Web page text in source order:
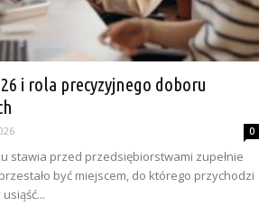
i rola precyzyjnego doboru
0
stawia przed przedsiębiorstwami zupełnie
być miejscem, do którego przychodzi